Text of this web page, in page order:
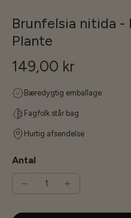
Brunfelsia nitida
Plante
149,00 kr
Bæredygtig emballage
Fagfolk står bag
Hurtig afsendelse
Antal